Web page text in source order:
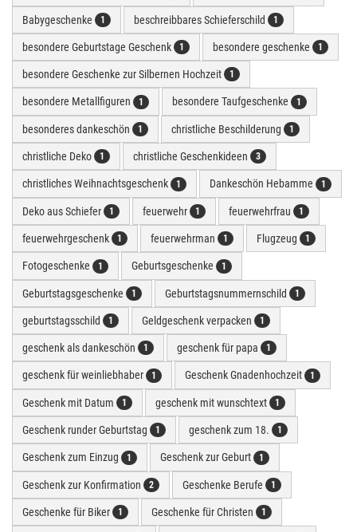
Babygeschenke 1 beschreibbares Schieferschild 1
besondere Geburtstage Geschenk 1 besondere geschenke 1
besondere Geschenke zur Silbernen Hochzeit 1
besondere Metallfiguren 1 besondere Taufgeschenke 1
besonderes dankeschön 1 christliche Beschilderung 1
christliche Deko 1 christliche Geschenkideen 3
christliches Weihnachtsgeschenk 1 Dankeschön Hebamme 1
Deko aus Schiefer 1 feuerwehr 1 feuerwehrfrau 1
feuerwehrgeschenk 1 feuerwehrman 1 Flugzeug 1
Fotogeschenke 1 Geburtsgeschenke 1
Geburtstagsgeschenke 1 Geburtstagsnummernschild 1
geburtstagsschild 1 Geldgeschenk verpacken 1
geschenk als dankeschön 1 geschenk für papa 1
geschenk für weinliebhaber 1 Geschenk Gnadenhochzeit 1
Geschenk mit Datum 1 geschenk mit wunschtext 1
Geschenk runder Geburtstag 1 geschenk zum 18. 1
Geschenk zum Einzug 1 Geschenk zur Geburt 1
Geschenk zur Konfirmation 2 Geschenke Berufe 1
Geschenke für Biker 1 Geschenke für Christen 1